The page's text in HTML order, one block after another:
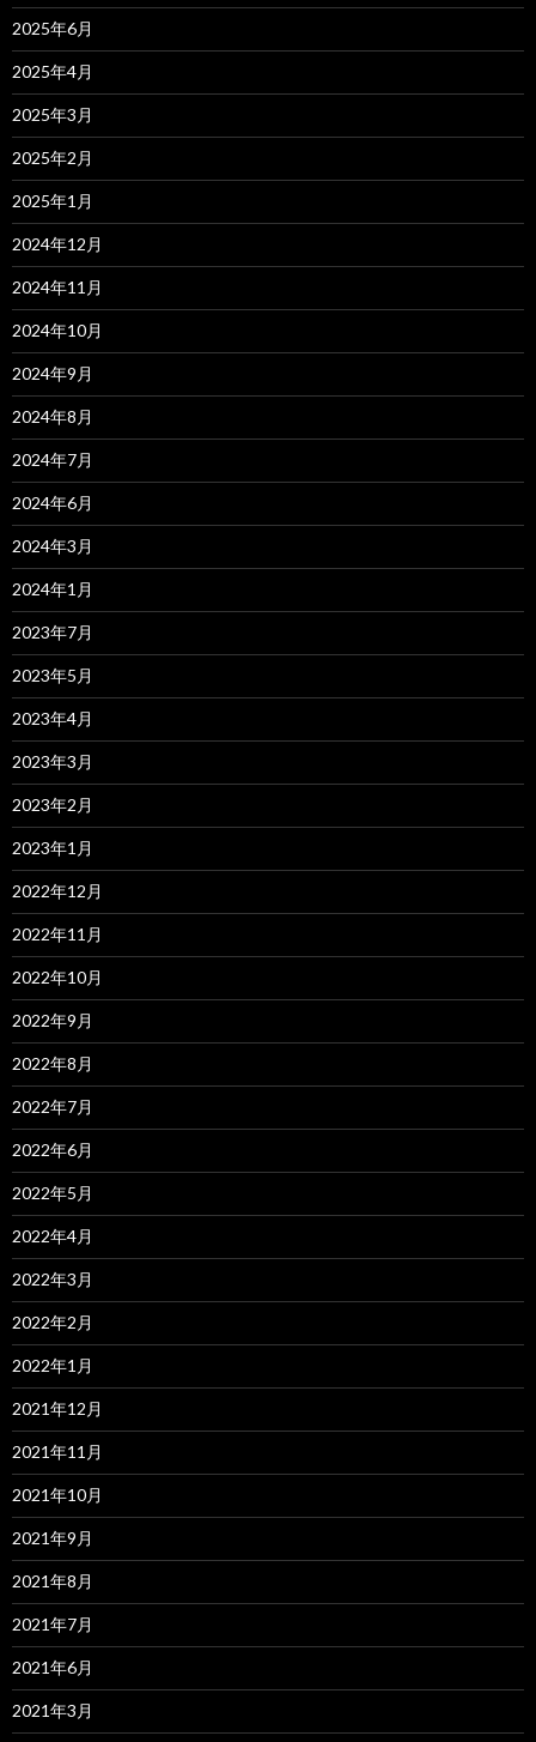
2025年6月
2025年4月
2025年3月
2025年2月
2025年1月
2024年12月
2024年11月
2024年10月
2024年9月
2024年8月
2024年7月
2024年6月
2024年3月
2024年1月
2023年7月
2023年5月
2023年4月
2023年3月
2023年2月
2023年1月
2022年12月
2022年11月
2022年10月
2022年9月
2022年8月
2022年7月
2022年6月
2022年5月
2022年4月
2022年3月
2022年2月
2022年1月
2021年12月
2021年11月
2021年10月
2021年9月
2021年8月
2021年7月
2021年6月
2021年3月